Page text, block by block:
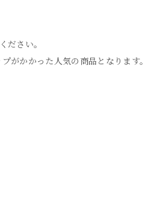
ださい。
がかかった人気の商品となります。